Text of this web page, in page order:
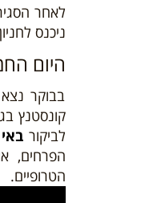
לאחר
ניכנס
היום
בבוקר
קונסטנץ
לביקור
הפרחים,
הטרופיים.